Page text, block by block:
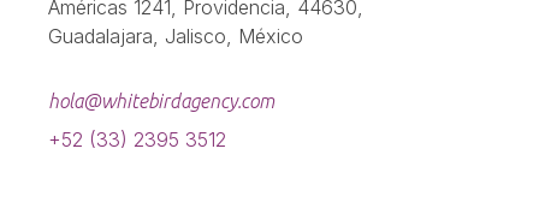
Américas 1241, Providencia, 44630,
Guadalajara, Jalisco, México
hola@whitebirdagency.com
+52 (33) 2395 3512